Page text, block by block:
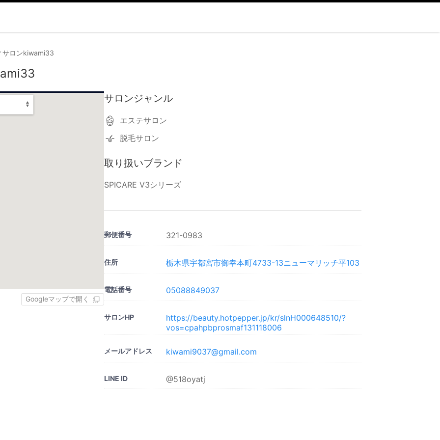
サロンkiwami33
Googleマップで開く
サロンジャンル
エステサロン
脱毛サロン
取り扱いブランド
SPICARE V3シリーズ
郵便番号 321-0983
住所 栃木県宇都宮市御幸本町4733-13ニューマリッチ平103
電話番号 05088849037
サロンHP
https://beauty.hotpepper.jp/kr/slnH000648510/?
vos=cpahpbprosmaf131118006
メールアドレス kiwami9037@gmail.com
LINE ID @518oyatj